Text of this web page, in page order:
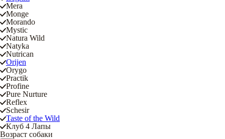
Mera
Monge
Morando
Mystic
Natura Wild
Natyka
Nutrican
Orijen
Orygo
Practik
Profine
Pure Nurture
Reflex
Schesir
Taste of the Wild
Клуб 4 Лапы
Возраст собаки